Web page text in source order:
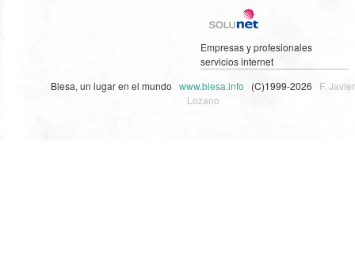
Empresas y profesionales
servicios internet
Blesa, un lugar en el mundo www.blesa.info (C)1999-2026 F. Javier
Lozano